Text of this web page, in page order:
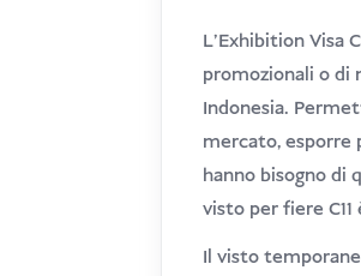
L'Exhibition Visa
promozionali o
Indonesia.
mercato,
hanno bisogno di
visto per fiere
Il visto